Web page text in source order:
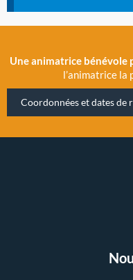
Une animatrice bénévole
l’animatrice la
Coordonnées et dates de